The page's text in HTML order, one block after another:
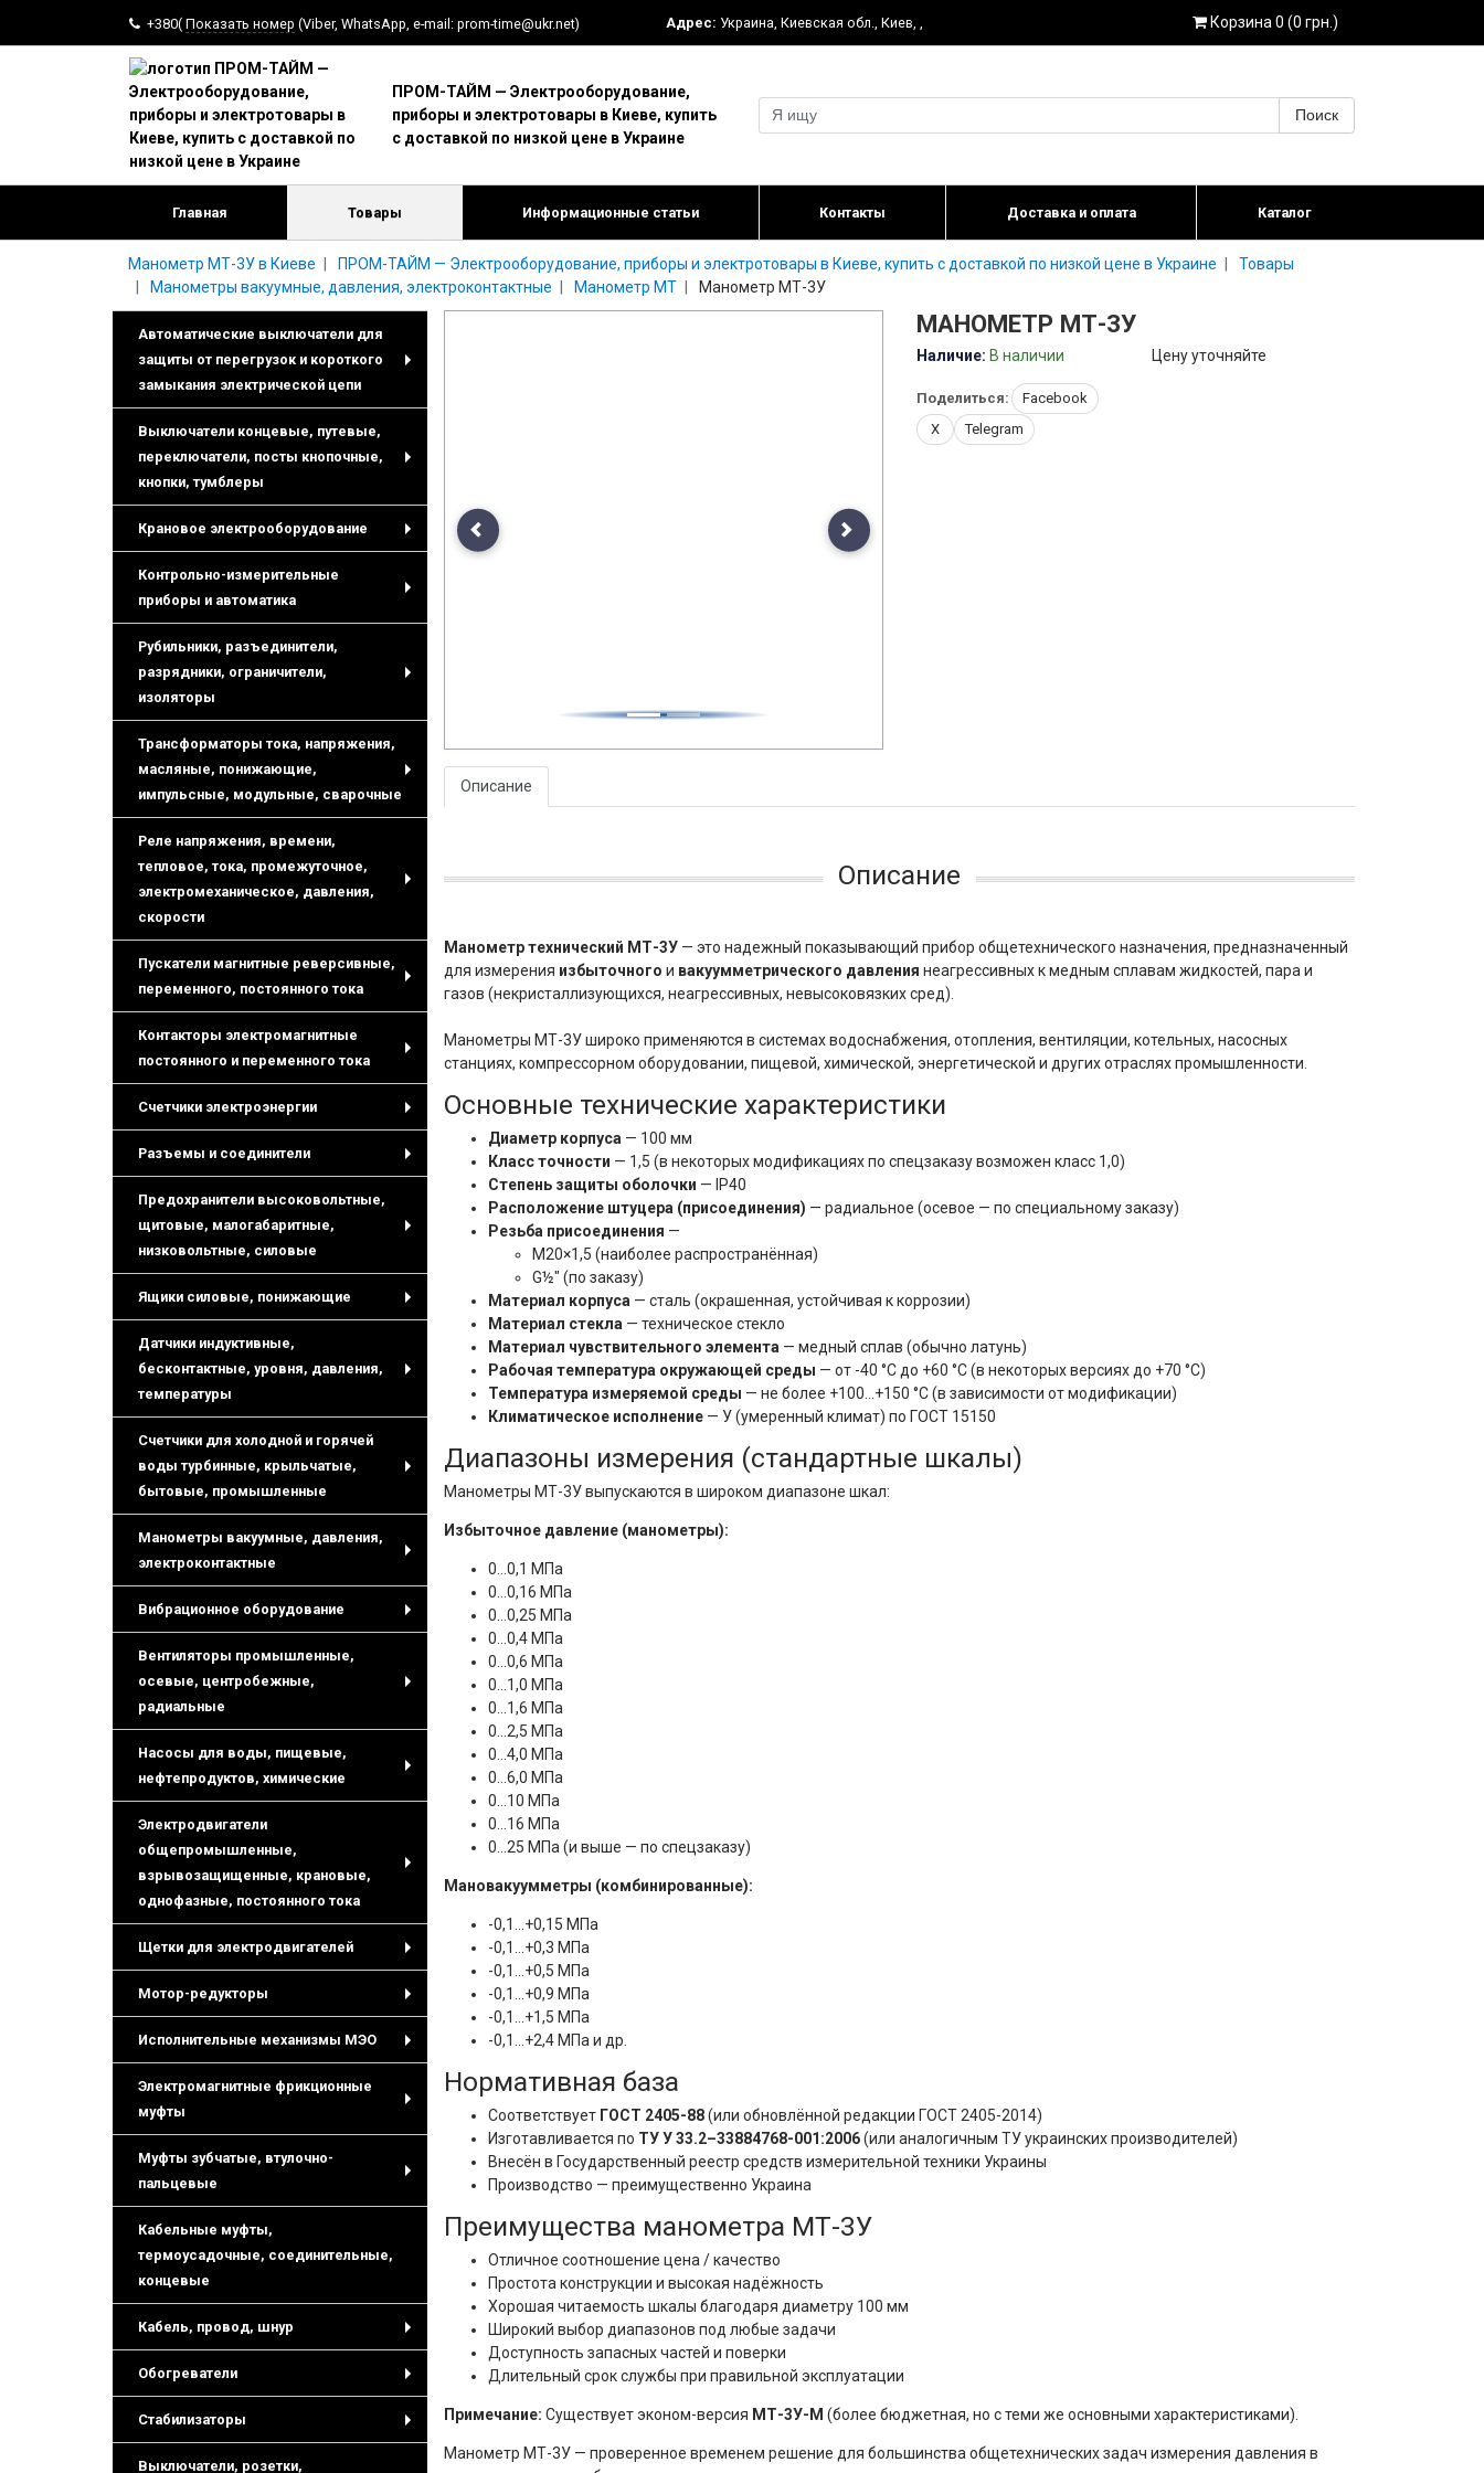
+380( Показать номер (Viber, WhatsApp, e-mail: prom-time@ukr.net) Адрес: Украина Киевская обл. Киев Корзина 0 (0 грн.)
ПРОМ-ТАЙМ — Электрооборудование,
приборы и электротовары в Киеве, купить
с доставкой по низкой цене в Украине
Поиск
Главная Товары Информационные статьи Контакты Доставка и оплата Каталог
Манометр МТ-3У в Киеве ПРОМ-ТАЙМ — Электрооборудование, приборы и электротовары в Киеве, купить с доставкой по низкой цене в Украине
Товары
Манометры вакуумные, давления, электроконтактные
Манометр МТ Манометр МТ-3У
Автоматические выключатели для
защиты от перегрузок и короткого
замыкания электрической цепи
Выключатели концевые, путевые,
переключатели, посты кнопочные,
кнопки, тумблеры
Крановое электрооборудование
Контрольно-измерительные
приборы и автоматика
Рубильники, разъединители,
разрядники, ограничители,
изоляторы
Трансформаторы тока, напряжения,
масляные, понижающие,
импульсные, модульные, сварочные
Реле напряжения, времени,
тепловое, тока, промежуточное,
электромеханическое, давления,
скорости
Пускатели магнитные реверсивные,
переменного, постоянного тока
Контакторы электромагнитные
постоянного и переменного тока
Счетчики электроэнергии
Разъемы и соединители
Предохранители высоковольтные,
щитовые, малогабаритные,
низковольтные, силовые
Ящики силовые, понижающие
Датчики индуктивные,
бесконтактные, уровня, давления,
температуры
Счетчики для холодной и горячей
воды турбинные, крыльчатые,
бытовые, промышленные
Манометры вакуумные, давления,
электроконтактные
Вибрационное оборудование
Вентиляторы промышленные,
осевые, центробежные,
радиальные
Насосы для воды, пищевые,
нефтепродуктов, химические
Электродвигатели
общепромышленные,
взрывозащищенные, крановые,
однофазные, постоянного тока
Щетки для электродвигателей
Мотор-редукторы
Исполнительные механизмы МЭО
Электромагнитные фрикционные
муфты
Муфты зубчатые, втулочно-
пальцевые
Кабельные муфты,
термоусадочные, соединительные,
концевые
Кабель, провод, шнур
Обогреватели
Стабилизаторы
Выключатели, розетки,
Previous Next
МАНОМЕТР МТ-3У
Наличие: В наличии
Поделиться:
Facebook
X
Telegram
Цену уточняйте
Описание
Описание
Манометр технический МТ-3У — это надежный показывающий прибор общетехнического назначения, предназначенный
для измерения избыточного и вакуумметрического давления неагрессивных к медным сплавам жидкостей, пара и
газов (некристаллизующихся, неагрессивных, невысоковязких сред).
Манометры МТ-3У широко применяются в системах водоснабжения, отопления, вентиляции, котельных, насосных
станциях, компрессорном оборудовании, пищевой, химической, энергетической и других отраслях промышленности.
Основные технические характеристики
Диаметр корпуса — 100 мм
Класс точности — 1,5 (в некоторых модификациях по спецзаказу возможен класс 1,0)
Степень защиты оболочки — IP40
Расположение штуцера (присоединения) — радиальное (осевое — по специальному заказу)
Резьба присоединения —
М20×1,5 (наиболее распространённая)
G½" (по заказу)
Материал корпуса — сталь (окрашенная, устойчивая к коррозии)
Материал стекла — техническое стекло
Материал чувствительного элемента — медный сплав (обычно латунь)
Рабочая температура окружающей среды — от -40 °C до +60 °C (в некоторых версиях до +70 °C)
Температура измеряемой среды — не более +100…+150 °C (в зависимости от модификации)
Климатическое исполнение — У (умеренный климат) по ГОСТ 15150
Диапазоны измерения (стандартные шкалы)
Манометры МТ-3У выпускаются в широком диапазоне шкал:
Избыточное давление (манометры):
0…0,1 МПа
0…0,16 МПа
0…0,25 МПа
0…0,4 МПа
0…0,6 МПа
0…1,0 МПа
0…1,6 МПа
0…2,5 МПа
0…4,0 МПа
0…6,0 МПа
0…10 МПа
0…16 МПа
0…25 МПа (и выше — по спецзаказу)
Мановакуумметры (комбинированные):
-0,1…+0,15 МПа
-0,1…+0,3 МПа
-0,1…+0,5 МПа
-0,1…+0,9 МПа
-0,1…+1,5 МПа
-0,1…+2,4 МПа и др.
Нормативная база
Соответствует ГОСТ 2405-88(или обновлённой редакции ГОСТ 2405-2014)
Изготавливается по ТУ У 33.2–33884768-001:2006(или аналогичным ТУ украинских производителей)
Внесён в Государственный реестр средств измерительной техники Украины
Производство — преимущественно Украина
Преимущества манометра МТ-3У
Отличное соотношение цена / качество
Простота конструкции и высокая надёжность
Хорошая читаемость шкалы благодаря диаметру 100 мм
Широкий выбор диапазонов под любые задачи
Доступность запасных частей и поверки
Длительный срок службы при правильной эксплуатации
Примечание: Существует эконом-версия МТ-3У-М (более бюджетная, но с теми же основными характеристиками).
Манометр МТ-3У — проверенное временем решение для большинства общетехнических задач измерения давления в